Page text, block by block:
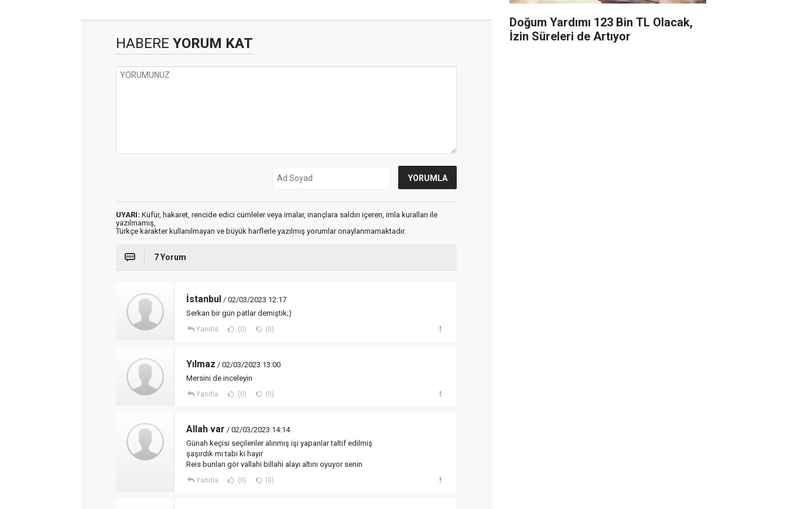
HABERE YORUM KAT
UYARI: Küfür, hakaret, rencide edici cümleler veya imalar, inançlara saldırı içeren, imla kuralları ile
yazılmamış,
Türkçe karakter kullanılmayan ve büyük harflerle yazılmış yorumlar onaylanmamaktadır.
7 Yorum
İstanbul / 02/03/2023 12:17
Serkan bir gün patlar demiştik;)
Yanıtla (0) (0)
Yılmaz / 02/03/2023 13:00
Mersini de inceleyin
Yanıtla (0) (0)
Allah var / 02/03/2023 14:14
Günah keçisi seçilenler alınmış işi yapanlar taltif edilmiş
şaşırdık mı tabi ki hayır
Reis bunları gör vallahi billahi alayı altını oyuyor senin
Yanıtla (0) (0)
Doğum Yardımı 123 Bin TL Olacak,
İzin Süreleri de Artıyor